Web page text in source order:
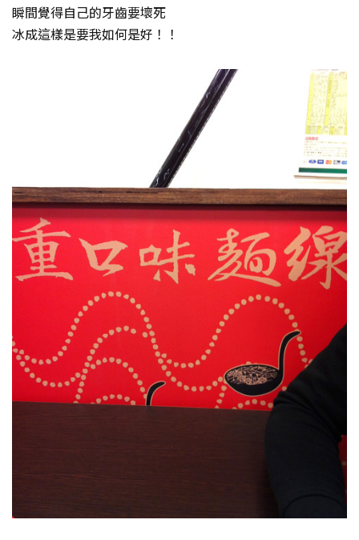
瞬間覺得自己的牙齒要壞死
冰成這樣是要我如何是好！！